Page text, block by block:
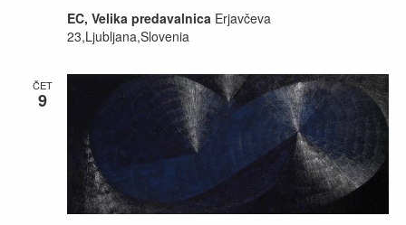
EC, Velika predavalnica Erjavčeva
23,Ljubljana,Slovenia
ČET
9